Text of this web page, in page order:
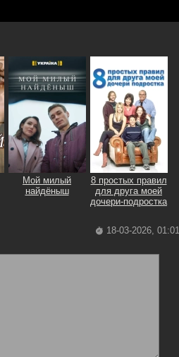
Мой милый
найдёныш
8 простых правил
для друга моей
дочери-подростка
18-03-2026, 01:01